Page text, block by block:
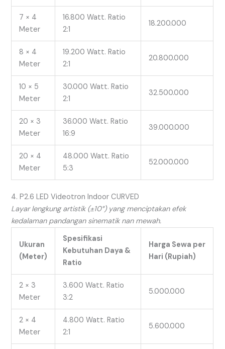
7 × 4
Meter
16.800 Watt. Ratio
2:1
18.200.000
8 × 4
Meter
19.200 Watt. Ratio
2:1
20.800.000
10 × 5
Meter
30.000 Watt. Ratio
2:1
32.500.000
20 × 3
Meter
36.000 Watt. Ratio
16:9
39.000.000
20 × 4
Meter
48.000 Watt. Ratio
5:3
52.000.000
4. P2.6 LED Videotron Indoor CURVED
Layar lengkung artistik (±10°) yang menciptakan efek
kedalaman pandangan sinematik nan mewah.
Ukuran
(Meter)
Spesifikasi
Kebutuhan Daya &
Ratio
Harga Sewa per
Hari (Rupiah)
2 × 3
Meter
3.600 Watt. Ratio
3:2
5.000.000
2 × 4
Meter
4.800 Watt. Ratio
2:1
5.600.000